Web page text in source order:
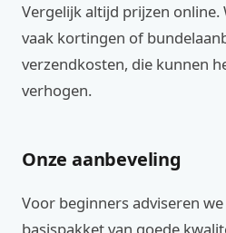
Vergelijk altijd prijzen online.
vaak kortingen of
verzendkosten, die kunnen
verhogen.
Onze aanbeveling
Voor beginners adviseren